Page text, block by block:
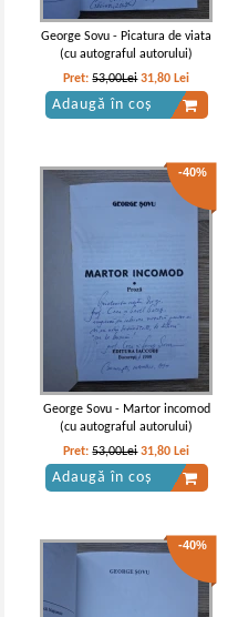
George Sovu - Picatura de viata
(cu autograful autorului)
Pret:53,00Lei 31,80 Lei
Adaugă în coș
-40%
George Sovu - Martor incomod
(cu autograful autorului)
Pret:53,00Lei 31,80 Lei
Adaugă în coș
-40%